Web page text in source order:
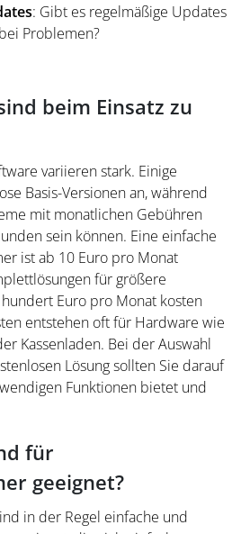
: Gibt es regelmäßige Updates
Problemen?
beim Einsatz zu
variieren stark. Einige
Basis-Versionen an, während
mit monatlichen Gebühren
sein können. Eine einfache
ist ab 10 Euro pro Monat
für größere
Euro pro Monat kosten
entstehen oft für Hardware wie
Kassenladen. Bei der Auswahl
Lösung sollten Sie darauf
Funktionen bietet und
für
geeignet?
in der Regel einfache und